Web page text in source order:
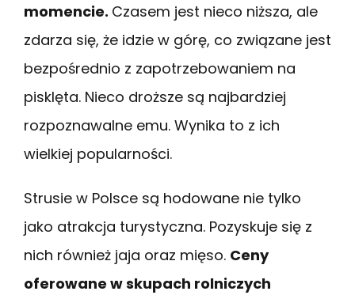
momencie. Czasem jest nieco niższa, ale
zdarza się, że idzie w górę, co związane jest
bezpośrednio z zapotrzebowaniem na
pisklęta. Nieco droższe są najbardziej
rozpoznawalne emu. Wynika to z ich
wielkiej popularności.
Strusie w Polsce są hodowane nie tylko
jako atrakcja turystyczna. Pozyskuje się z
nich również jaja oraz mięso. Ceny
oferowane w skupach rolniczych